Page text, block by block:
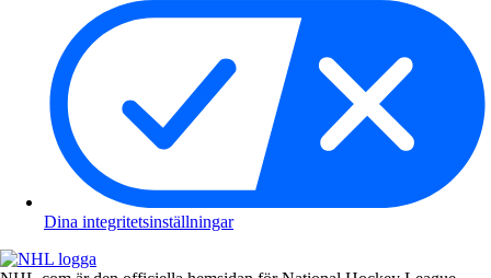
Dina integritetsinställningar